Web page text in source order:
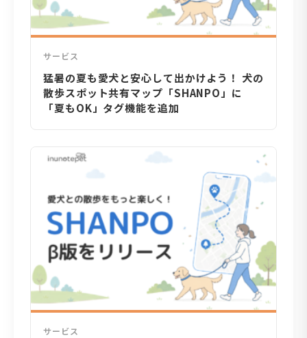
サービス
猛暑の夏も愛犬と安心して出かけよう！ 犬の
散歩スポット共有マップ「SHANPO」に
「夏もOK」タグ機能を追加
サービス